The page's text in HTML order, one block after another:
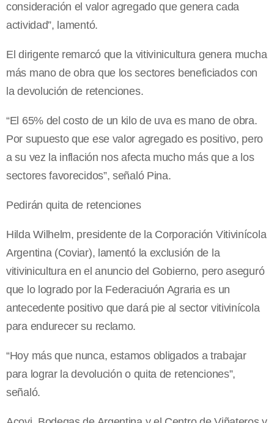
consideración el valor agregado que genera cada
actividad”, lamentó.
El dirigente remarcó que la vitivinicultura genera mucha
más mano de obra que los sectores beneficiados con
la devolución de retenciones.
“El 65% del costo de un kilo de uva es mano de obra.
Por supuesto que ese valor agregado es positivo, pero
a su vez la inflación nos afecta mucho más que a los
sectores favorecidos”, señaló Pina.
Pedirán quita de retenciones
Hilda Wilhelm, presidente de la Corporación Vitivinícola
Argentina (Coviar), lamentó la exclusión de la
vitivinicultura en el anuncio del Gobierno, pero aseguró
que lo logrado por la Federaciuón Agraria es un
antecedente positivo que dará pie al sector vitivinícola
para endurecer su reclamo.
“Hoy más que nunca, estamos obligados a trabajar
para lograr la devolución o quita de retenciones”,
señaló.